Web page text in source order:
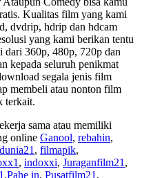
Kualitas film yang kami
dvdrip, hdrip dan hdcam
yang kami berikan tentu
dari 360p, 480p, 720p dan
kepada seluruh penikmat
segala jenis film
membeli atau nonton film
terkait.
sama atau memiliki
online Ganool, rebahin,
dunia21 , filmapik,
, indoxxi, Juraganfilm21 ,
,Pahe in, Pusatfilm21 ,